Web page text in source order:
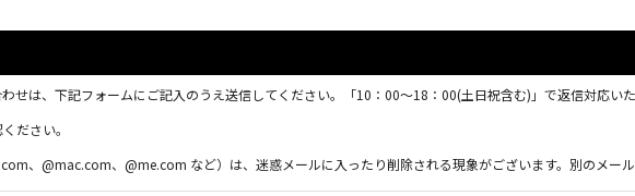
せは、下記フォームにご記入のうえ送信してください。「10：00～18：00(土日祝含む)」で返信対応いた
ださい。
、@mac.com、@me.com など）は、迷惑メールに入ったり削除される現象がございます。別のメール